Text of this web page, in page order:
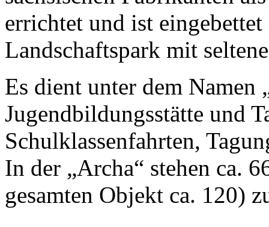
errichtet und ist
Landschaftspark mit
Es dient unter dem Namen
Jugendbildungsstätte und
Schulklassenfahrten,
In der „Archa“ stehen ca.
gesamten Objekt ca. 120)